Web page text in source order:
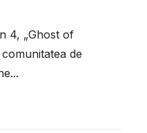
4, „Ghost of
de